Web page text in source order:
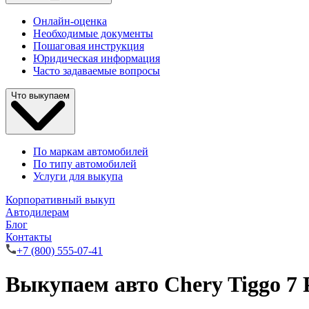
Онлайн-оценка
Необходимые документы
Пошаговая инструкция
Юридическая информация
Часто задаваемые вопросы
Что выкупаем
По маркам автомобилей
По типу автомобилей
Услуги для выкупа
Корпоративный выкуп
Автодилерам
Блог
Контакты
+7 (800) 555-07-41
Выкупаем авто Chery Tiggo 7